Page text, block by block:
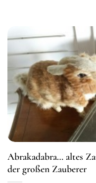
Abrakadabra… altes
der großen Zauberer